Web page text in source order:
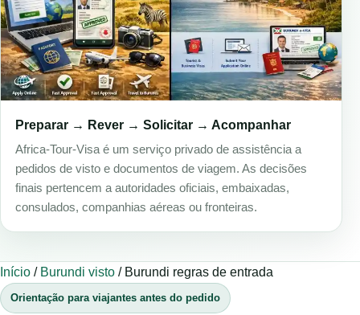
Preparar → Rever → Solicitar → Acompanhar
Africa-Tour-Visa é um serviço privado de assistência a
pedidos de visto e documentos de viagem. As decisões
finais pertencem a autoridades oficiais, embaixadas,
consulados, companhias aéreas ou fronteiras.
Início / Burundi visto / Burundi regras de entrada
Orientação para viajantes antes do pedido